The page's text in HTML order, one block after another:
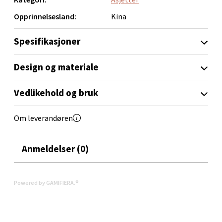
Opprinnelsesland:
Kina
Spesifikasjoner
Design og materiale
Vedlikehold og bruk
Om leverandøren
Anmeldelser (0)
Powered by GAMIFIERA.®
0 i butikk
Narvik - Thon Senter Malmporten
Bolagsgata 1, 8514 Narvik
Åpent i dag 10-18